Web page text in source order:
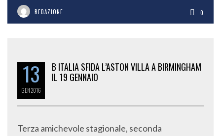
REDAZIONE 0
13
GEN2016
B ITALIA SFIDA L’ASTON VILLA A BIRMINGHAM
IL 19 GENNAIO
Terza amichevole stagionale, seconda